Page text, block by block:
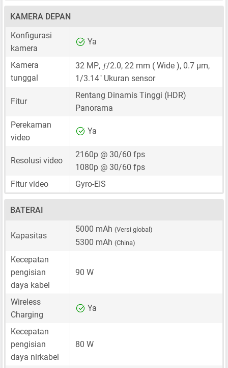
KAMERA DEPAN
Konfigurasi
kamera
Ya
Kamera
tunggal
32 MP, ƒ/2.0, 22 mm ( Wide ), 0.7 μm,
1/3.14" Ukuran sensor
Fitur
Rentang Dinamis Tinggi (HDR)
Panorama
Perekaman
video
Ya
Resolusi video
2160p @ 30/60 fps
1080p @ 30/60 fps
Fitur video
Gyro-EIS
BATERAI
Kapasitas
5000 mAh (Versi global)
5300 mAh (China)
Kecepatan
pengisian
daya kabel
90 W
Wireless
Charging
Ya
Kecepatan
pengisian
daya nirkabel
80 W